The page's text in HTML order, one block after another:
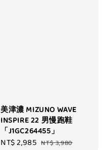
美津濃 MIZUNO WAVE
INSPIRE 22 男慢跑鞋
「J1GC264455」
Sale
NT$ 2,985 Regular
NT$ 3,980